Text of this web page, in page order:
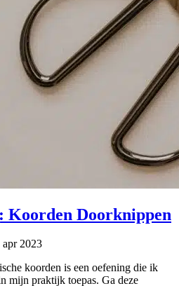
Koorden Doorknippen
apr 2023
koorden is een oefening die ik
mijn praktijk toepas. Ga deze